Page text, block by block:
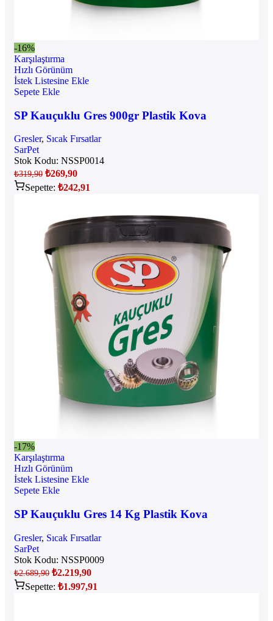
-16%
Karşılaştırma
Hızlı Görünüm
İstek Listesine Ekle
Sepete Ekle
SP Kauçuklu Gres 900gr Plastik Kova
Gresler, Sıcak Fırsatlar
SarPet
Stok Kodu: NSSP0014
₺319,90 ₺269,90
Sepette: ₺242,91
-17%
Karşılaştırma
Hızlı Görünüm
İstek Listesine Ekle
Sepete Ekle
SP Kauçuklu Gres 14 Kg Plastik Kova
Gresler, Sıcak Fırsatlar
SarPet
Stok Kodu: NSSP0009
₺2.689,90 ₺2.219,90
Sepette: ₺1.997,91